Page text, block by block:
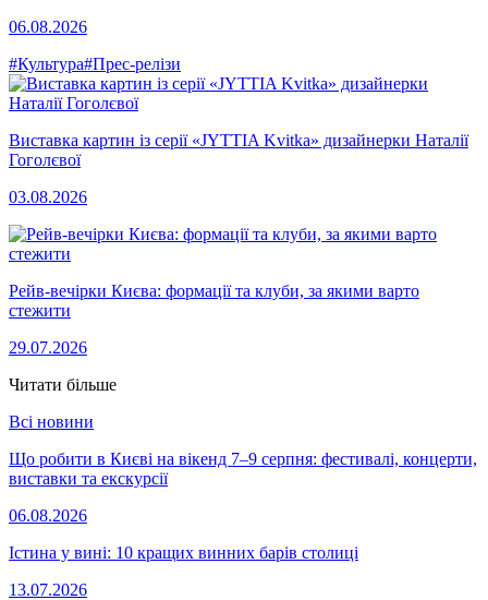
06.08.2026
#Культура#Прес-релізи
Виставка картин із серії «JYTTIA Kvitka» дизайнерки Наталії
Гоголєвої
03.08.2026
Рейв-вечірки Києва: формації та клуби, за якими варто
стежити
29.07.2026
Читати більше
Всі новини
Що робити в Києві на вікенд 7–9 серпня: фестивалі, концерти,
виставки та екскурсії
06.08.2026
Істина у вині: 10 кращих винних барів столиці
13.07.2026